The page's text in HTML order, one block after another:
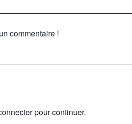
commentaire !
pour continuer.